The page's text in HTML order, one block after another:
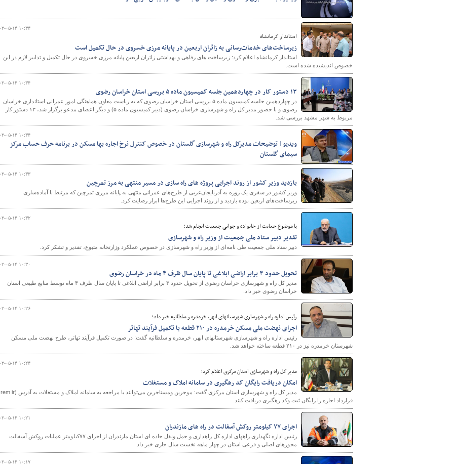
۱۴۰۲-۰۵-۱۴
استاندار کرمانشاه
زیرساخت‌های خدمات‌رسانی به زائران اربعین در پایانه مرزی خسروی در حال تکمیل است
استاندار کرمانشاه اعلام کرد: زیرساخت های رفاهی و بهداشتی زائران اربعین پایانه مرزی خسروی در حال تکمیل و تدابیر لازم در این
خصوص اندیشیده شده است.
۱۴۰۲-۰۵-۱۴
۱۳ دستور کار در چهاردهمین جلسه کمیسیون ماده ۵ بررسی استان خراسان رضوی
در چهاردهمین جلسه کمیسیون ماده ۵ بررسی استان خراسان رضوی که به ریاست معاون هماهنگی امور عمرانی استانداری خراسان
رضوی و با حضور مدیر کل راه و شهرسازی خراسان رضوی (دبیر کمیسیون ماده ۵) و دیگر اعضای مدعو برگزار شد، ۱۳ دستور کار
مربوط به شهر مشهد بررسی شد.
۱۴۰۲-۰۵-۱۴
ویدیو| توضیحات مدیرکل راه و شهرسازی گلستان در خصوص کنترل نرخ اجاره بها مسکن در برنامه حرف حساب مرکز
سیمای گلستان
۱۴۰۲-۰۵-۱۴
بازدید وزیر کشور از روند اجرایی پروژه های راه سازی در مسیر منتهی به مرز تمرچین
وزیر کشور در سفری یک روزه به آذربایجان‌غربی از طرح‌های عمرانی منتهی به پایانه مرزی تمرچین که مرتبط با آماده‌سازی
زیرساخت‌های اربعین بوده بازدید و از روند اجرایی این طرح‌ها ابراز رضایت کرد.
۱۴۰۲-۰۵-۱۴
با موضوع حمایت از خانواده و جوانی جمعیت انجام شد؛
تقدیر دبیر ستاد ملی جمعیت از وزیر راه و شهرسازی
دبیر ستاد ملی جمعیت طی نامه‌ای از وزیر راه و شهرسازی در خصوص عملکرد وزارتخانه متبوع، تقدیر و تشکر کرد.
۱۴۰۲-۰۵-۱۴
تحویل حدود ۳ برابر اراضی ابلاغی تا پایان سال ظرف ۴ ماه در خراسان رضوی
مدیر کل راه و شهرسازی خراسان رضوی از تحویل حدود ۳ برابر اراضی ابلاغی تا پایان سال ظرف ۴ ماه توسط منابع طبیعی استان
خراسان رضوی خبر داد.
۱۴۰۲-۰۵-۱۴
رئیس اداره راه و شهرسازی شهرستانهای ابهر، خرمدره و سلطانیه خبر داد؛
اجرای نهضت ملی مسکن خرمدره در ۲۱۰ قطعه با تکمیل فرآیند تهاتر
رئیس اداره راه و شهرسازی شهرستانهای ابهر، خرمدره و سلطانیه گفت: در صورت تکمیل فرآیند تهاتر، طرح نهضت ملی مسکن
شهرستان خرمدره نیز در ۲۱۰ قطعه ساخته خواهد شد.
۱۴۰۲-۰۵-۱۴
مدیر کل راه و شهرسازی استان مرکزی اعلام کرد؛
امکان دریافت رایگان کد رهگیری در سامانه املاک و مستغلات
قرارداد اجاره را رایگان ثبت وکد رهگیری دریافت کنند.
۱۴۰۲-۰۵-۱۴
اجرای ۷۷ کیلومتر روکش آسفالت در راه های مازندران
رئیس اداره نگهداری راههای اداره کل راهداری و حمل ونقل جاده ای استان مازندران از اجرای ۷۷کیلومتر عملیات روکش آسفالت
محورهای اصلی و فرعی استان در چهار ماهه نخست سال جاری خبر داد.
۱۴۰۲-۰۵-۱۴